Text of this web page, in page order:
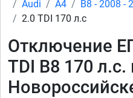
Audi
A4 B8 - 2008 -
2.0 TDI 170 л.с
Отключение
TDI B8 170 л.с.